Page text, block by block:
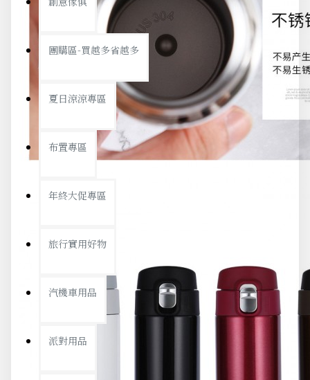
團購區-買越多省越多
夏日涼涼專區
布置專區
年終大促專區
旅行實用好物
汽機車用品
派對用品